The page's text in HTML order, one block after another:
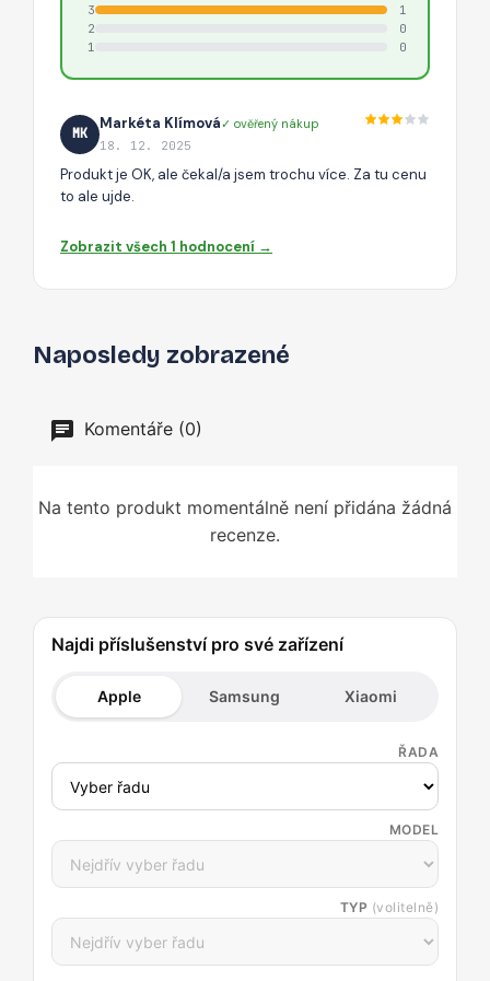
3
1
2
0
1
0
MK
Markéta Klímová✓ ověřený nákup
18. 12. 2025
Produkt je OK, ale čekal/a jsem trochu více. Za tu cenu
to ale ujde.
Zobrazit všech 1 hodnocení →
Naposledy zobrazené
Komentáře (0)
Na tento produkt momentálně není přidána žádná
recenze.
Najdi příslušenství pro své zařízení
Apple Samsung Xiaomi
ŘADA
MODEL
TYP (volitelně)